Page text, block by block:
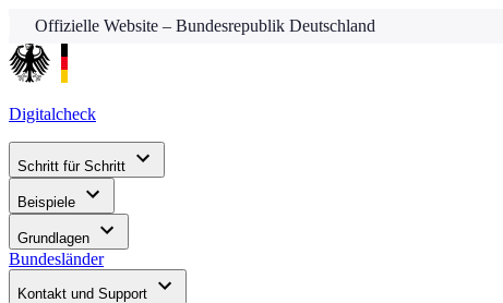
Offizielle Website – Bundesrepublik Deutschland
Digitalcheck
Schritt für Schritt
Beispiele
Grundlagen
Bundesländer
Kontakt und Support